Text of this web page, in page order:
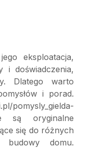
eksploatacja,
i doświadczenia,
Dlatego warto
i porad.
są oryginalne
się do różnych
budowy domu.